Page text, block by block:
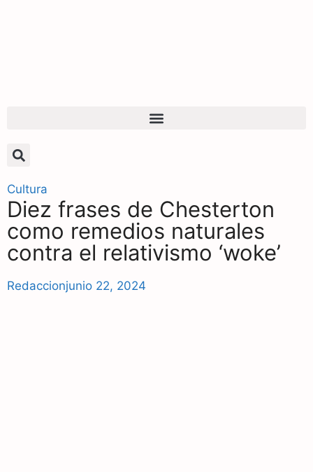
Cultura
Diez frases de Chesterton
como remedios naturales
contra el relativismo ‘woke’
Redaccionjunio 22, 2024